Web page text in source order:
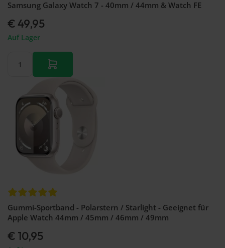
Samsung Galaxy Watch 7 - 40mm / 44mm & Watch FE
€ 49,95
Auf Lager
Gummi-Sportband - Polarstern / Starlight - Geeignet für
Apple Watch 44mm / 45mm / 46mm / 49mm
€ 10,95